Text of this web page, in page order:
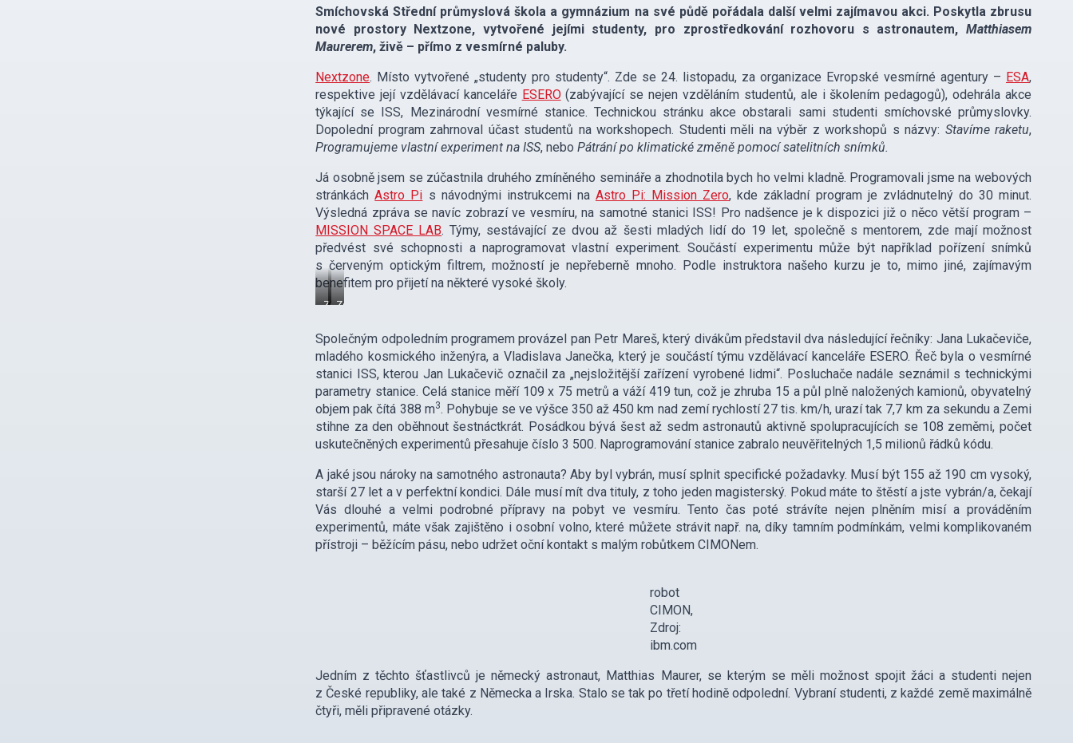
Smíchovská Střední průmyslová škola a gymnázium na své půdě pořádala další velmi zajímavou akci. Poskytla zbrusu
nové prostory Nextzone, vytvořené jejími studenty, pro zprostředkování rozhovoru s astronautem, Matthiasem
Maurerem, živě – přímo z vesmírné paluby.
Nextzone. Místo vytvořené „studenty pro studenty“. Zde se 24. listopadu, za organizace Evropské vesmírné agentury – ESA,
respektive její vzdělávací kanceláře ESERO(zabývající se nejen vzděláním studentů, ale i školením pedagogů), odehrála akce
týkající se ISS, Mezinárodní vesmírné stanice. Technickou stránku akce obstarali sami studenti smíchovské průmyslovky.
Dopolední program zahrnoval účast studentů na workshopech. Studenti měli na výběr z workshopů s názvy: Stavíme raketu,
Programujeme vlastní experiment na ISS, neboPátrání po klimatické změně pomocí satelitních snímků.
Já osobně jsem se zúčastnila druhého zmíněného semináře a zhodnotila bych ho velmi kladně. Programovali jsme na webových
stránkáchAstro Pi s návodnými instrukcemi na Astro Pi: Mission Zero, kde základní program je zvládnutelný do 30 minut.
Výsledná zpráva se navíc zobrazí ve vesmíru, na samotné stanici ISS! Pro nadšence je k dispozici již o něco větší program –
MISSION SPACE LAB. Týmy, sestávající ze dvou až šesti mladých lidí do 19 let, společně s mentorem, zde mají možnost
předvést své schopnosti a naprogramovat vlastní experiment. Součástí experimentu může být například pořízení snímků
s červeným optickým filtrem, možností je nepřeberně mnoho. Podle instruktora našeho kurzu je to, mimo jiné, zajímavým
benefitem pro přijetí na některé vysoké školy.
Zdroj:
pi.org
Zdroj:
Společným odpoledním programem provázel pan Petr Mareš, který divákům představil dva následující řečníky: Jana Lukačeviče,
mladého kosmického inženýra, a Vladislava Janečka, který je součástí týmu vzdělávací kanceláře ESERO. Řeč byla o vesmírné
stanici ISS, kterou Jan Lukačevič označil za „nejsložitější zařízení vyrobené lidmi“. Posluchače nadále seznámil s technickými
parametry stanice. Celá stanice měří 109 x 75 metrů a váží 419 tun, což je zhruba 15 a půl plně naložených kamionů, obyvatelný
objem pak čítá 388 m3. Pohybuje se ve výšce 350 až 450 km nad zemí rychlostí 27 tis. km/h, urazí tak 7,7 km za sekundu a Zemi
stihne za den oběhnout šestnáctkrát. Posádkou bývá šest až sedm astronautů aktivně spolupracujících se 108 zeměmi, počet
uskutečněných experimentů přesahuje číslo 3 500. Naprogramování stanice zabralo neuvěřitelných 1,5 milionů řádků kódu.
A jaké jsou nároky na samotného astronauta? Aby byl vybrán, musí splnit specifické požadavky. Musí být 155 až 190 cm vysoký,
starší 27 let a v perfektní kondici. Dále musí mít dva tituly, z toho jeden magisterský. Pokud máte to štěstí a jste vybrán/a, čekají
Vás dlouhé a velmi podrobné přípravy na pobyt ve vesmíru. Tento čas poté strávíte nejen plněním misí a prováděním
experimentů, máte však zajištěno i osobní volno, které můžete strávit např. na, díky tamním podmínkám, velmi komplikovaném
přístroji – běžícím pásu, nebo udržet oční kontakt s malým robůtkem CIMONem.
robot
CIMON,
Zdroj:
ibm.com
Jedním z těchto šťastlivců je německý astronaut, Matthias Maurer, se kterým se měli možnost spojit žáci a studenti nejen
z České republiky, ale také z Německa a Irska. Stalo se tak po třetí hodině odpolední. Vybraní studenti, z každé země maximálně
čtyři, měli připravené otázky.